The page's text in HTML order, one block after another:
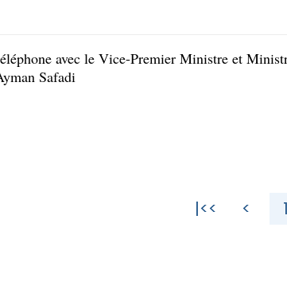
avec le Vice-Premier Ministre et
Safadi
|<< < 1